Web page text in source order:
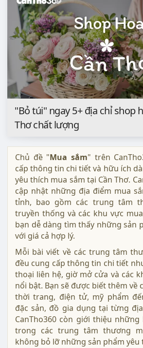
"Bỏ túi" ngay 5+ địa chỉ shop
Thơ chất lượng
Chủ đề "Mua sắm" trên
cấp thông tin chi tiết và hữu ích
yêu thích mua sắm tại Cần Thơ.
cập nhật những địa điểm mua
tỉnh, bao gồm các trung tâm
truyền thống và các khu vực
bạn dễ dàng tìm thấy những sản
với giá cả hợp lý.
Mỗi bài viết về các trung tâm
đều cung cấp thông tin chi tiết
thoại liên hệ, giờ mở cửa và các
nổi bật. Bạn sẽ được biết thêm về
thời trang, điện tử, mỹ phẩm
đặc sản, đồ gia dụng tại từng
CanTho360 còn giới thiệu
trong các trung tâm thương
không bỏ lỡ những sản phẩm yêu